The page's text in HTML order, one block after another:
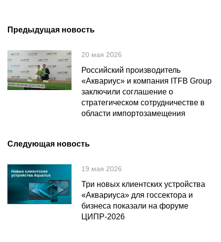
Предыдущая новость
20 мая 2026
Российский производитель
«Аквариус» и компания ITFB Group
заключили соглашение о
стратегическом сотрудничестве в
области импортозамещения
Следующая новость
19 мая 2026
Три новых клиентских устройства
«Аквариуса» для госсектора и
бизнеса показали на форуме
ЦИПР-2026